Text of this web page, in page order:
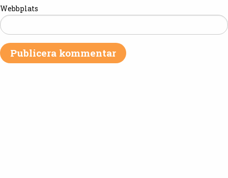
Webbplats